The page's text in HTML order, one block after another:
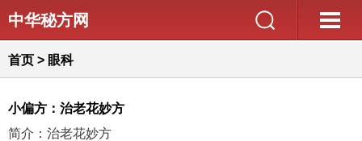
中华秘方网
首页 > 眼科
小偏方：治老花妙方
简介：治老花妙方